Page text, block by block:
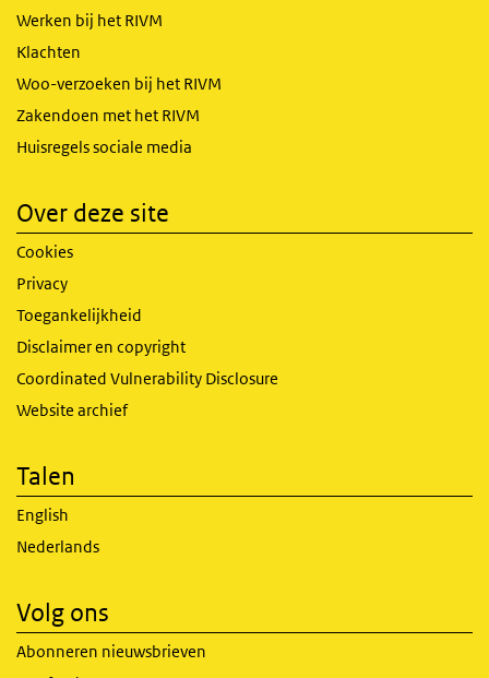
Werken bij het RIVM
Klachten
Woo-verzoeken bij het RIVM
Zakendoen met het RIVM
Huisregels sociale media
Over deze site
Cookies
Privacy
Toegankelijkheid
Disclaimer en copyright
Coordinated Vulnerability Disclosure
Website archief
Talen
English
Nederlands
Volg ons
Abonneren nieuwsbrieven